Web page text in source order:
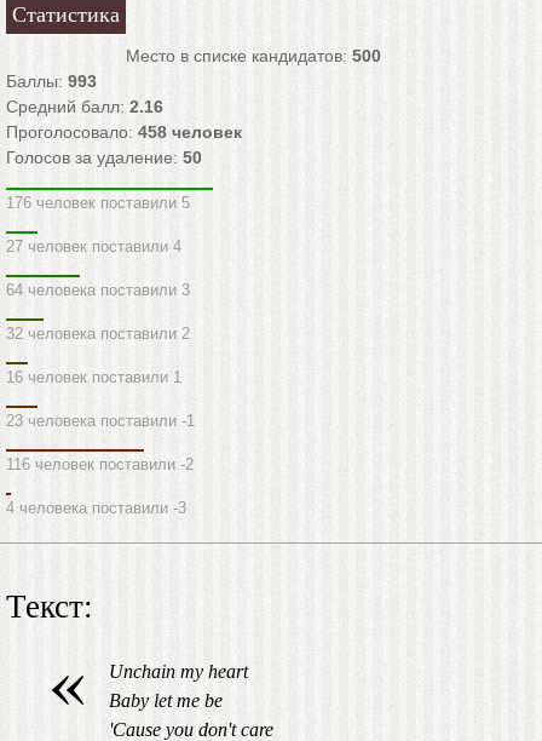
Статистика
Место в списке кандидатов: 500
Баллы: 993
Средний балл: 2.16
Проголосовало: 458 человек
Голосов за удаление: 50
176 человек поставили 5
27 человек поставили 4
64 человека поставили 3
32 человека поставили 2
16 человек поставили 1
23 человека поставили -1
116 человек поставили -2
4 человека поставили -3
Текст:
«
Unchain my heart
Baby let me be
'Cause you don't care